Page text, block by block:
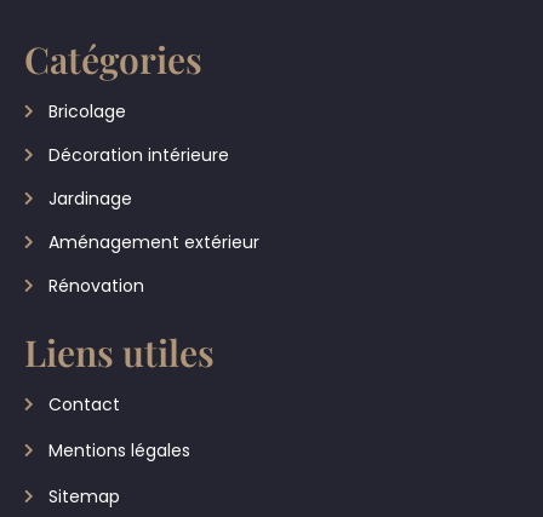
Catégories
Bricolage
Décoration intérieure
Jardinage
Aménagement extérieur
Rénovation
Liens utiles
Contact
Mentions légales
Sitemap